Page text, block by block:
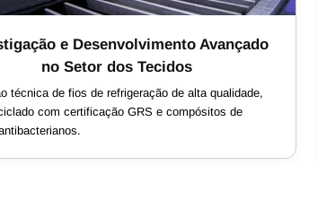
e Desenvolvimento Avançado
no Setor dos Tecidos
técnica de fios de refrigeração de alta qualidade,
com certificação GRS e compósitos de